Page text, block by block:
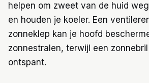
helpen om zweet van de huid
en houden je koeler. Een
zonneklep kan je hoofd
zonnestralen, terwijl een
ontspant.